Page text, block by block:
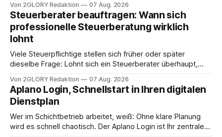
angewiesen ist, stellt sich für Familien eine schwierige
Frage: Muss die Versorgung dauerhaft in der Klinik bleiben –
oder ist ein Leben zu Hause möglich? Die außerklinische
Intensivpflege bietet genau diese Alternative: Sie
Von 2GLORY Redaktion 07 Aug. 2026
Steuerberater beauftragen: Wann sich
professionelle Steuerberatung wirklich
lohnt
Viele Steuerpflichtige stellen sich früher oder später
dieselbe Frage: Lohnt sich ein Steuerberater überhaupt,
erledigen? Die kurze Antwort: Bei einfachen
Einkommensverhältnissen reicht häufig eine Steuersoftware
aus – sobald jedoch mehrere Einkunftsarten
zusammentreffen oder größere finanzielle Veränderungen
anstehen, zahlt sich professionelle Unterstützung meist
Von 2GLORY Redaktion 07 Aug. 2026
Aplano Login, Schnellstart in Ihren digitalen
Dienstplan
Wer im Schichtbetrieb arbeitet, weiß: Ohne klare Planung
wird es schnell chaotisch. Der Aplano Login ist Ihr zentraler